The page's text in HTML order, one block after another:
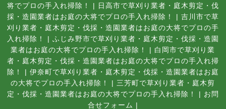
将でプロの手入れ掃除！
| 日高市で草刈り業者・庭木剪定・伐
採・造園業者はお庭の大将でプロの手入れ掃除！
| 吉川市で草
刈り業者・庭木剪定・伐採・造園業者はお庭の大将でプロの手
入れ掃除！
| ふじみ野市で草刈り業者・庭木剪定・伐採・造園
業者はお庭の大将でプロの手入れ掃除！
| 白岡市で草刈り業
者・庭木剪定・伐採・造園業者はお庭の大将でプロの手入れ掃
除！
| 伊奈町で草刈り業者・庭木剪定・伐採・造園業者はお庭
の大将でプロの手入れ掃除！
| 三芳町で草刈り業者・庭木剪
定・伐採・造園業者はお庭の大将でプロの手入れ掃除！
| お問
合せフォーム |